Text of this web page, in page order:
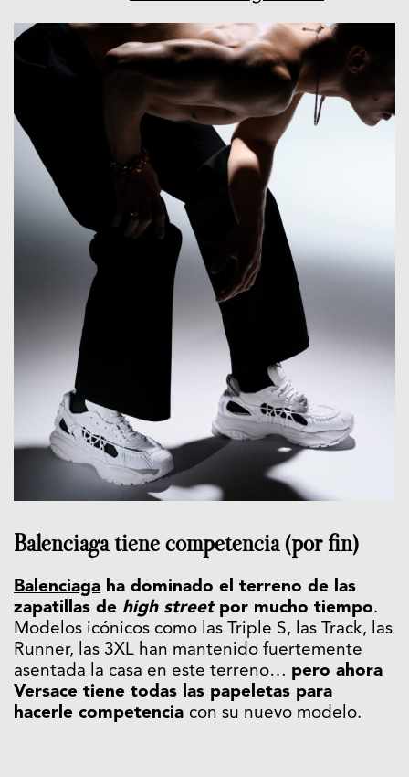
Balenciaga tiene competencia (por fin)
Balenciaga ha dominado el terreno de las
zapatillas de high streetpor mucho tiempo.
Modelos icónicos como las Triple S, las Track, las
Runner, las 3XL han mantenido fuertemente
asentada la casa en este terreno… pero ahora
Versace tiene todas las papeletas para
hacerle competencia con su nuevo modelo.